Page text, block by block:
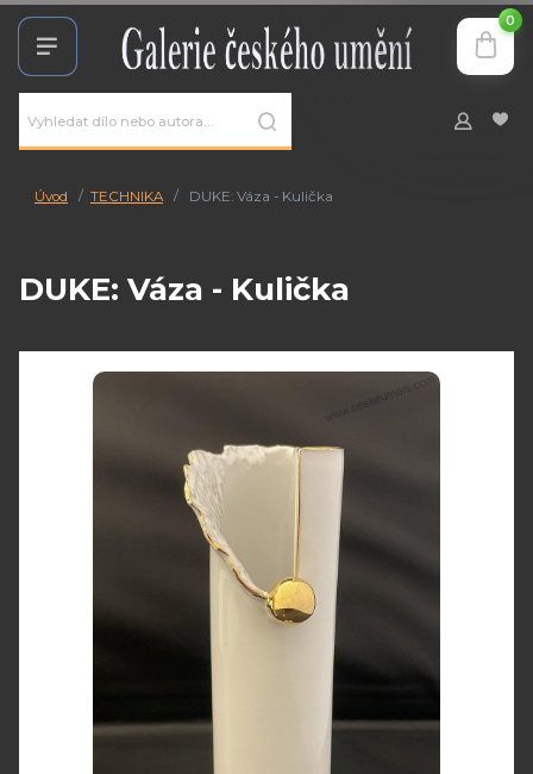
0
Úvod TECHNIKA DUKE: Váza - Kulička
DUKE: Váza - Kulička